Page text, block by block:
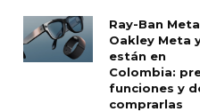
Ray-Ban
Oakley Meta
están en
Colombia:
funciones y
comprarlas